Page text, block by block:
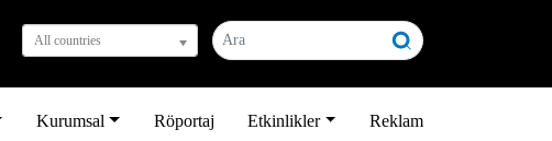
All countries
Kurumsal Röportaj Etkinlikler Reklam